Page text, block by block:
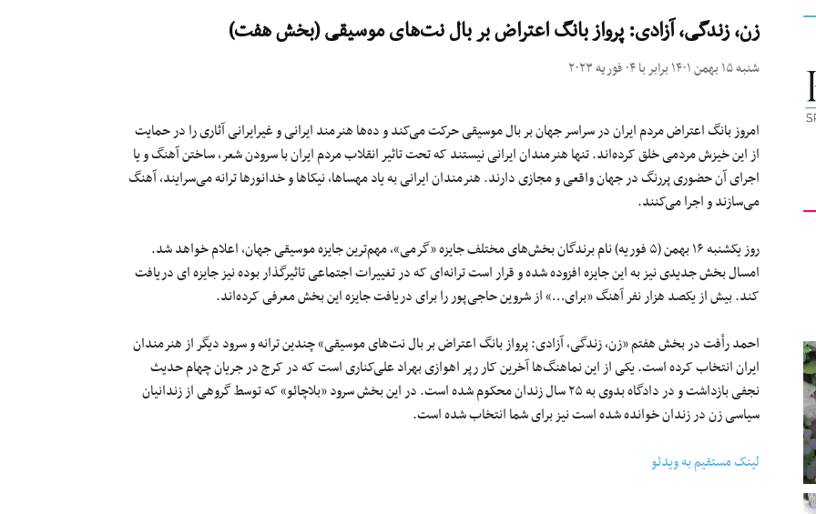
زن، زندگی، آزادی: پرواز بانگ اعتراض بر بال نت‌های موسیقی (بخش هفت)
شنبه ۱۵ بهمن ۱۴۰۱ برابر با ۰۴ فوریه ۲۰۲۳
امروز بانگ اعتراض مردم ایران در سراسر جهان بر بال موسیقی حرکت می‌کند و ده‌ها هنرمند ایرانی و غیرایرانی آثاری را در حمایت
از این خیزش مردمی خلق کرده‌اند. تنها هنرمندان ایرانی نیستند که تحت تاثیر انقلاب مردم ایران با سرودن شعر، ساختن آهنگ و یا
اجرای آن حضوری پررنگ در جهان واقعی و مجازی دارند. هنرمندان ایرانی به یاد مهساها، نیکاها و خدانور‌ها ترانه می‌سرایند، آهنگ
می‌سازند و اجرا می‌کنند.
روز یکشنبه ۱۶ بهمن (۵ فوریه) نام برندگان بخش‌های مختلف جایزه «گرمی»، مهم‌ترین جایزه موسیقی جهان، اعلام خواهد شد.
امسال بخش جدیدی نیز به این جایزه افزوده شده و قرار است ترانه‌ای که در تغییرات اجتماعی تاثیرگذار بوده نیز جایزه ای دریافت
کند. بیش از یکصد هزار نفر آهنگ «برای…» از شروین حاجی‌پور را برای دریافت جایزه این بخش معرفی کرده‌اند.
احمد رأفت در بخش هفتم «زن، زندگی، آزادی: پرواز بانگ اعتراض بر بال نت‌های موسیقی» چندین ترانه و سرود دیگر از هنرمندان
ایران انتخاب کرده است. یکی از این نماهنگ‌ها آخرین کار رپر اهوازی بهراد علی‌کناری است که در کرج در جریان چهام حدیث
نجفی بازداشت و در دادگاه بدوی به ۲۵ سال زندان محکوم شده است. در این بخش سرود «بلاچائو» که توسط گروهی از زندانیان
سیاسی زن در زندان خوانده شده است نیز برای شما انتخاب شده است.
لینک مستقیم به ویدئو